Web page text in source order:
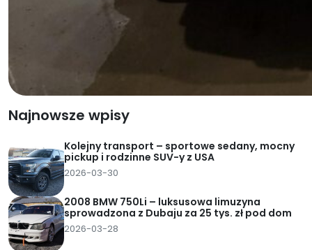
Najnowsze wpisy
Kolejny transport – sportowe sedany, mocny
pickup i rodzinne SUV-y z USA
2026-03-30
2008 BMW 750Li – luksusowa limuzyna
sprowadzona z Dubaju za 25 tys. zł pod dom
2026-03-28